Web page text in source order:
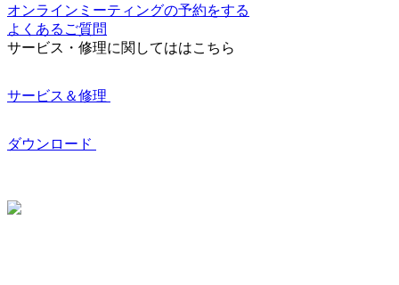
オンラインミーティングの予約をする
よくあるご質問
サービス・修理に関してははこちら
サービス＆修理
ダウンロード